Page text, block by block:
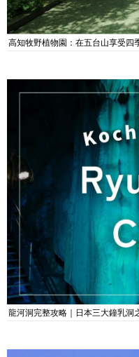
高知牧野植物園：在五台山享受四
龍河洞完整攻略｜日本三大鐘乳洞